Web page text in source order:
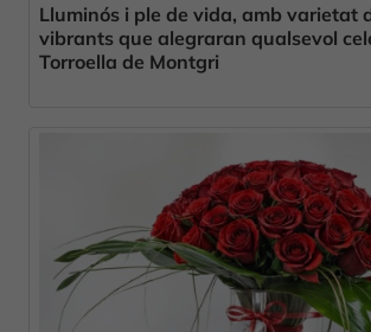
Lluminós i ple de vida, amb varietat
vibrants que alegraran qualsevol
Torroella de Montgri